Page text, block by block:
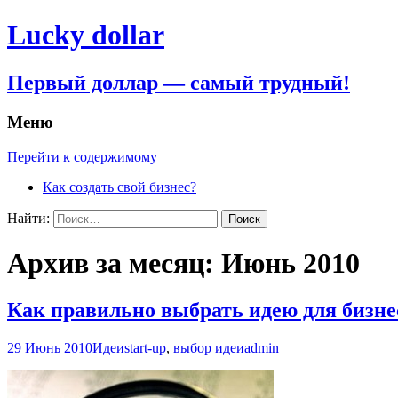
Lucky dollar
Первый доллар — самый трудный!
Меню
Перейти к содержимому
Как создать свой бизнес?
Найти:
Архив за месяц: Июнь 2010
Как правильно выбрать идею для
29 Июнь 2010Идеиstart-up, выбор идеиadmin